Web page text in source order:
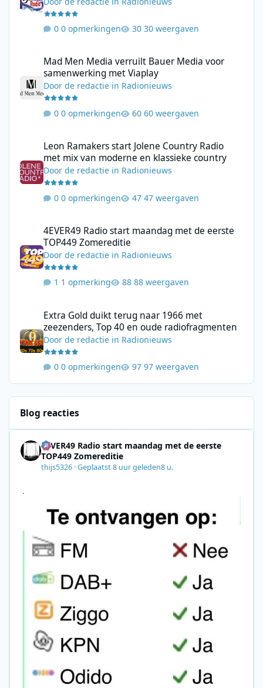
0 opmerkingen 30 weergaven
Mad Men Media verruilt Bauer Media voor
samenwerking met Viaplay
Doorde redactie in Radionieuws
0 opmerkingen 60 weergaven
Leon Ramakers start Jolene Country Radio
met mix van moderne en klassieke country
Doorde redactie in Radionieuws
0 opmerkingen 47 weergaven
4EVER49 Radio start maandag met de eerste
TOP449 Zomereditie
Doorde redactie in Radionieuws
1 opmerking 88 weergaven
Extra Gold duikt terug naar 1966 met
zeezenders, Top 40 en oude radiofragmenten
Doorde redactie in Radionieuws
0 opmerkingen 97 weergaven
Blog reacties
4EVER49 Radio start maandag met de eerste
TOP449 Zomereditie
thijs5326 ·Geplaatst8 uur geleden8 u.
.